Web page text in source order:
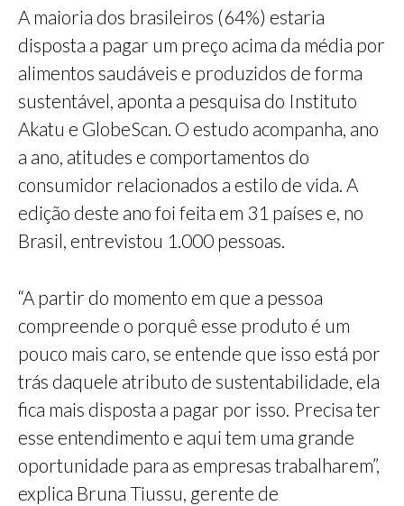
A maioria dos brasileiros (64%) estaria
disposta a pagar um preço acima da média por
alimentos saudáveis e produzidos de forma
sustentável, aponta a pesquisa do Instituto
Akatu e GlobeScan. O estudo acompanha, ano
a ano, atitudes e comportamentos do
consumidor relacionados a estilo de vida. A
edição deste ano foi feita em 31 países e, no
Brasil, entrevistou 1.000 pessoas.
“A partir do momento em que a pessoa
compreende o porquê esse produto é um
pouco mais caro, se entende que isso está por
trás daquele atributo de sustentabilidade, ela
fica mais disposta a pagar por isso. Precisa ter
esse entendimento e aqui tem uma grande
oportunidade para as empresas trabalharem”,
explica Bruna Tiussu, gerente de